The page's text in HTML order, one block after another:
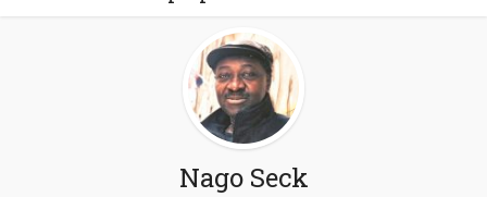
Nago Seck